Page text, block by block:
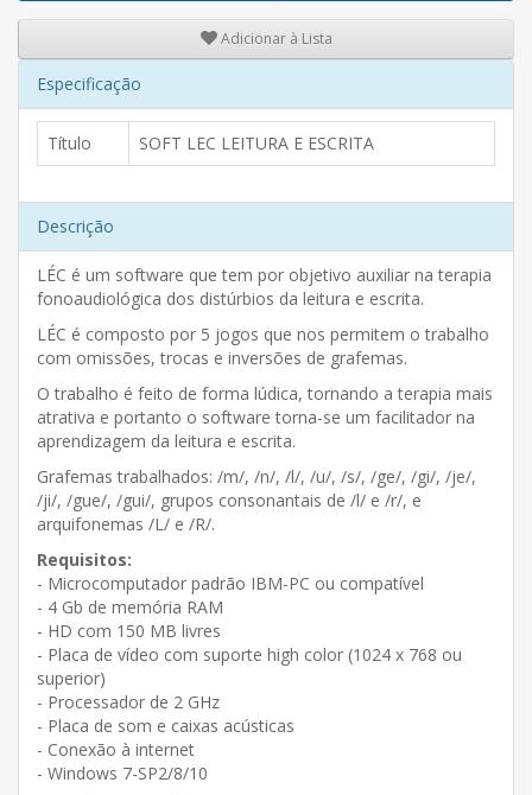
Adicionar à Lista
Especificação
Título SOFT LEC LEITURA E ESCRITA
Descrição
LÉC é um software que tem por objetivo auxiliar na terapia
fonoaudiológica dos distúrbios da leitura e escrita.
LÉC é composto por 5 jogos que nos permitem o trabalho
com omissões, trocas e inversões de grafemas.
O trabalho é feito de forma lúdica, tornando a terapia mais
atrativa e portanto o software torna-se um facilitador na
aprendizagem da leitura e escrita.
Grafemas trabalhados: /m/, /n/, /l/, /u/, /s/, /ge/, /gi/, /je/,
/ji/, /gue/, /gui/, grupos consonantais de /l/ e /r/, e
arquifonemas /L/ e /R/.
Requisitos:
- Microcomputador padrão IBM-PC ou compatível
- 4 Gb de memória RAM
- HD com 150 MB livres
- Placa de vídeo com suporte high color (1024 x 768 ou
superior)
- Processador de 2 GHz
- Placa de som e caixas acústicas
- Conexão à internet
- Windows 7-SP2/8/10